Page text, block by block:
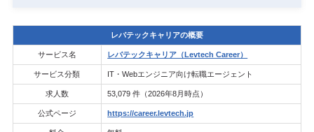
レバテックキャリアの概要
サービス名 レバテックキャリア（Levtech Career）
サービス分類 IT・Webエンジニア向け転職エージェント
求人数 53,079 件（2026年8月時点）
公式ページ https://career.levtech.jp